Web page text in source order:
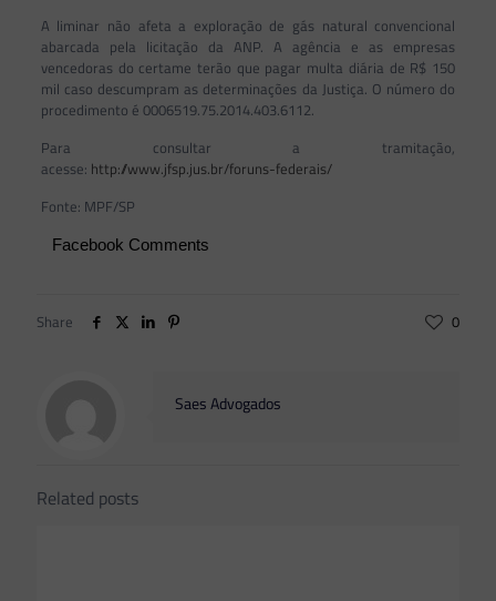
A liminar não afeta a exploração de gás natural convencional
abarcada pela licitação da ANP. A agência e as empresas
vencedoras do certame terão que pagar multa diária de R$ 150
mil caso descumpram as determinações da Justiça. O número do
procedimento é 0006519.75.2014.403.6112.
Para consultar a tramitação,
acesse: http://www.jfsp.jus.br/foruns-federais/
Fonte: MPF/SP
Facebook Comments
Share 0
Saes Advogados
Related posts